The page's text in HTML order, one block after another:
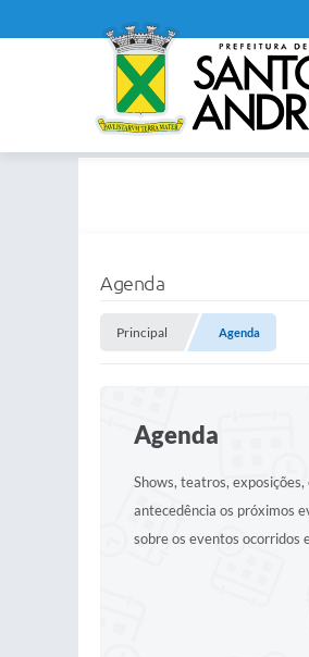
Agenda
Principal Agenda
Agenda
Shows, teatros,
antecedência os próximos
sobre os eventos ocorridos